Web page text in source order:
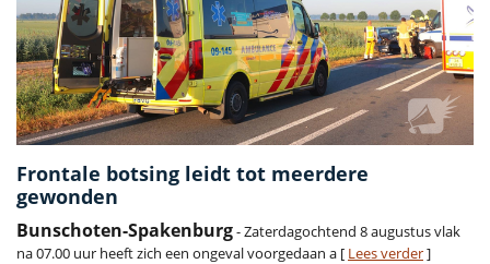
Frontale botsing leidt tot meerdere
gewonden
Bunschoten-Spakenburg- Zaterdagochtend 8 augustus vlak
na 07.00 uur heeft zich een ongeval voorgedaan a [ Lees verder]